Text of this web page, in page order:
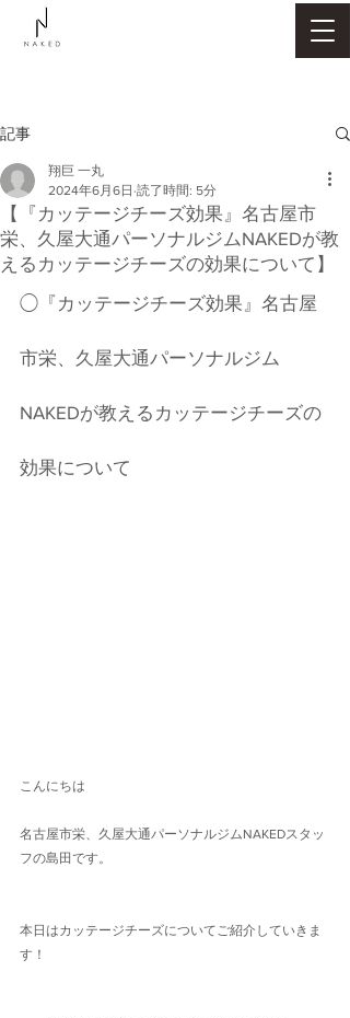
記事
【『カッテージチーズ効果』名古屋市
栄、久屋大通パーソナルジムNAKEDが教
えるカッテージチーズの効果について】
翔巨 一丸
2024年6月6日 読了時間: 5分
◯『カッテージチーズ効果』名古屋
市栄、久屋大通パーソナルジム
NAKEDが教えるカッテージチーズの
効果について
こんにちは
名古屋市栄、久屋大通パーソナルジムNAKEDスタッ
フの島田です。
本日はカッテージチーズについてご紹介していきま
す！